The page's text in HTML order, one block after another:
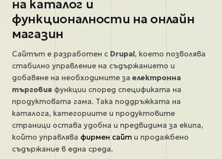
на каталог и
функционалности на онлайн
магазин
Сайтът е разработен с Drupal, което позволява
стабилно управление на съдържанието и
добавяне на необходимите за електронна
търговия функции според спецификата на
продуктовата гама. Така поддръжката на
каталога, категориите и продуктовите
страници остава удобна и предвидима за екипа,
който управлява фирмен сайт и продажбено
съдържание в една среда.